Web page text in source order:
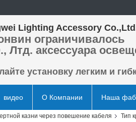
Lighting Accessory
ограничивалось
Лтд. аксессуара
установку легким и
видео О Компании Наша
казни через повешение кабеля
Тип